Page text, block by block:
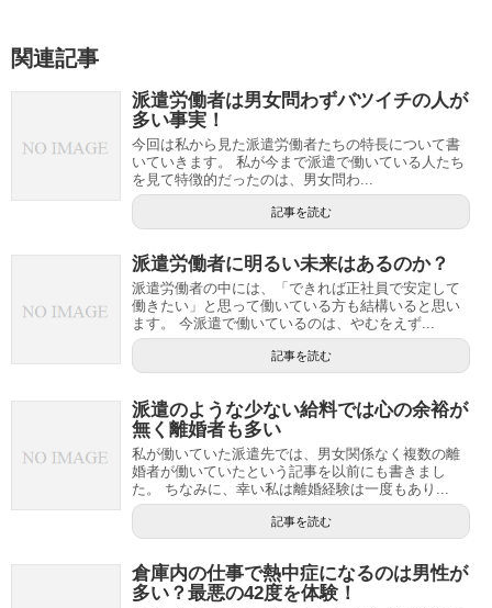
関連記事
派遣労働者は男女問わずバツイチの人が
多い事実！
今回は私から見た派遣労働者たちの特長について書
いていきます。 私が今まで派遣で働いている人たち
を見て特徴的だったのは、男女問わ...
記事を読む
派遣労働者に明るい未来はあるのか？
派遣労働者の中には、「できれば正社員で安定して
働きたい」と思って働いている方も結構いると思い
ます。 今派遣で働いているのは、やむをえず...
記事を読む
派遣のような少ない給料では心の余裕が
無く離婚者も多い
私が働いていた派遣先では、男女関係なく複数の離
婚者が働いていたという記事を以前にも書きまし
た。 ちなみに、幸い私は離婚経験は一度もあり...
記事を読む
倉庫内の仕事で熱中症になるのは男性が
多い？最悪の42度を体験！